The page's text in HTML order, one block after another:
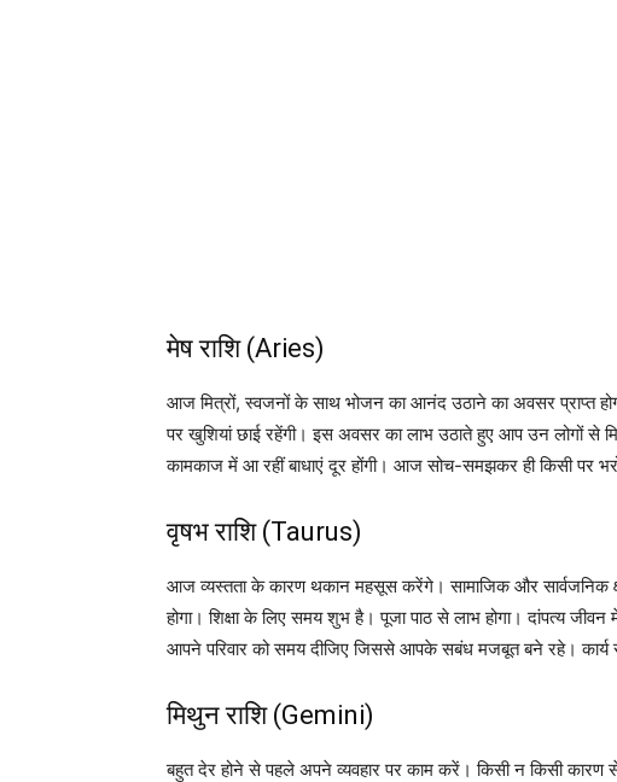
मेष राशि (Aries)
आज मित्रों, स्वजनों के साथ भोजन का आनंद उठाने का अवसर प्राप्त
पर खुशियां छाई रहेंगी। इस अवसर का लाभ उठाते हुए आप उन लोगों
कामकाज में आ रहीं बाधाएं दूर होंगी। आज सोच-समझकर ही किसी पर
वृषभ राशि (Taurus)
आज व्यस्तता के कारण थकान महसूस करेंगे। सामाजिक और सार्वजनिक
होगा। शिक्षा के लिए समय शुभ है। पूजा पाठ से लाभ होगा। दांपत्य
आपने परिवार को समय दीजिए जिससे आपके सबंध मजबूत बने रहे। कार्य
मिथुन राशि (Gemini)
बहुत देर होने से पहले अपने व्यवहार पर काम करें। किसी न किसी कारण